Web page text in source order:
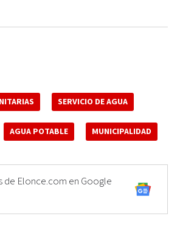
SERVICIO DE AGUA
AGUA POTABLE MUNICIPALIDAD
de Elonce.com en Google